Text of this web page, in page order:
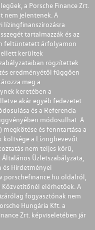
a Porsche Finance Zrt.
nem jelentenek. A
tartalmazzák és az
feltüntetett árfolyamon
kerültek
rögzítettek
eredményétől függően
meg a
keretében a
akár egyéb fedezetet
és a Referencia
módosulhat. A
megkötése és fenntartása a
költsége a Lízingbevevőt
nem teljes körű,
Üzletszabályzata,
és Hirdetményei
oldalról,
elérhetőek. A
fogyasztónak nem
Hungária Kft. a
Zrt. képviseletében jár